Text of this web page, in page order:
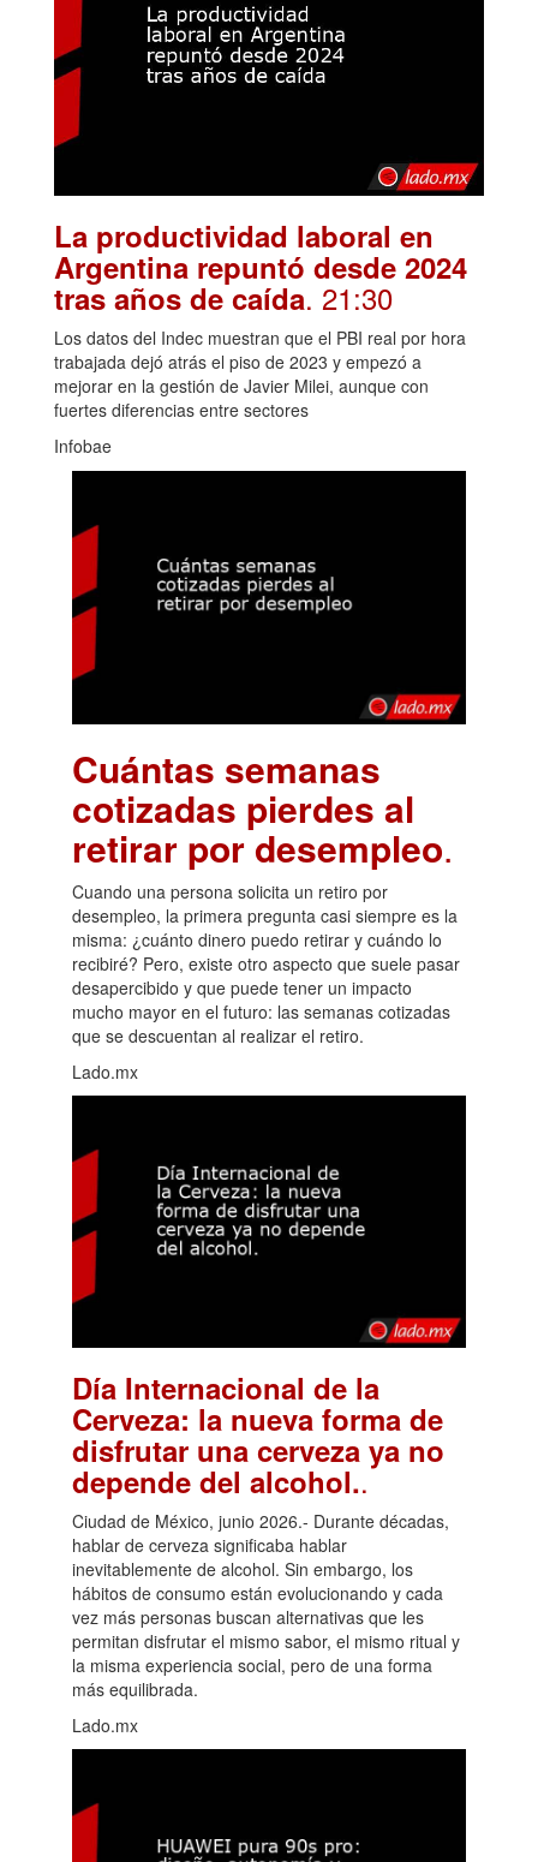
La productividad laboral en
Argentina repuntó desde 2024
tras años de caída. 21:30
Los datos del Indec muestran que el PBI real por hora
trabajada dejó atrás el piso de 2023 y empezó a
mejorar en la gestión de Javier Milei, aunque con
fuertes diferencias entre sectores
Infobae
Cuántas semanas
cotizadas pierdes al
retirar por desempleo.
Cuando una persona solicita un retiro por
desempleo, la primera pregunta casi siempre es la
misma: ¿cuánto dinero puedo retirar y cuándo lo
recibiré? Pero, existe otro aspecto que suele pasar
desapercibido y que puede tener un impacto
mucho mayor en el futuro: las semanas cotizadas
que se descuentan al realizar el retiro.
Lado.mx
Día Internacional de la
Cerveza: la nueva forma de
disfrutar una cerveza ya no
depende del alcohol..
Ciudad de México, junio 2026.- Durante décadas,
hablar de cerveza significaba hablar
inevitablemente de alcohol. Sin embargo, los
hábitos de consumo están evolucionando y cada
vez más personas buscan alternativas que les
permitan disfrutar el mismo sabor, el mismo ritual y
la misma experiencia social, pero de una forma
más equilibrada.
Lado.mx